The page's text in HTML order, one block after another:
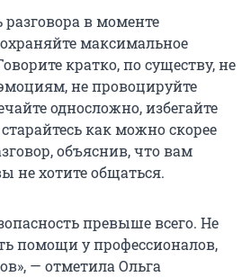
разговора в моменте
максимальное
кратко, по существу, не
не провоцируйте
односложно, избегайте
как можно скорее
объяснив, что вам
не хотите общаться.
превыше всего. Не
помощи у профессионалов,
— отметила Ольга